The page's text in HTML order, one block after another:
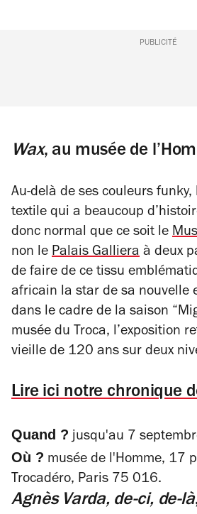
PUBLICITÉ
Wax, au musée de
Au-delà de ses couleurs funky,
textile qui a beaucoup
donc normal que ce soit le
non le Palais Galliera à deux
de faire de ce tissu
africain la star de sa nouvelle
dans le cadre de la saison
musée du Troca, l’exposition
vieille de 120 ans sur deux
Lire ici notre chronique
Quand ? jusqu'au 7
Où ? musée de l'Homme, 17
Trocadéro, Paris 75 016.
Agnès Varda, de-ci, de-là